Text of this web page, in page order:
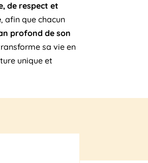
de respect et
, afin que chacun
profond de son
sa vie en
unique et